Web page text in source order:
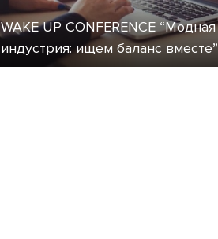
WAKE UP CONFERENCE “Модная
индустрия: ищем баланс вместе”